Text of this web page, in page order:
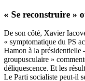
« Se reconstruire »
De son côté, Xavier
« symptomatique du PS
Hamon à la présidentielle
groupusculaire »
déliquescence. Et les
Le Parti socialiste peut-il